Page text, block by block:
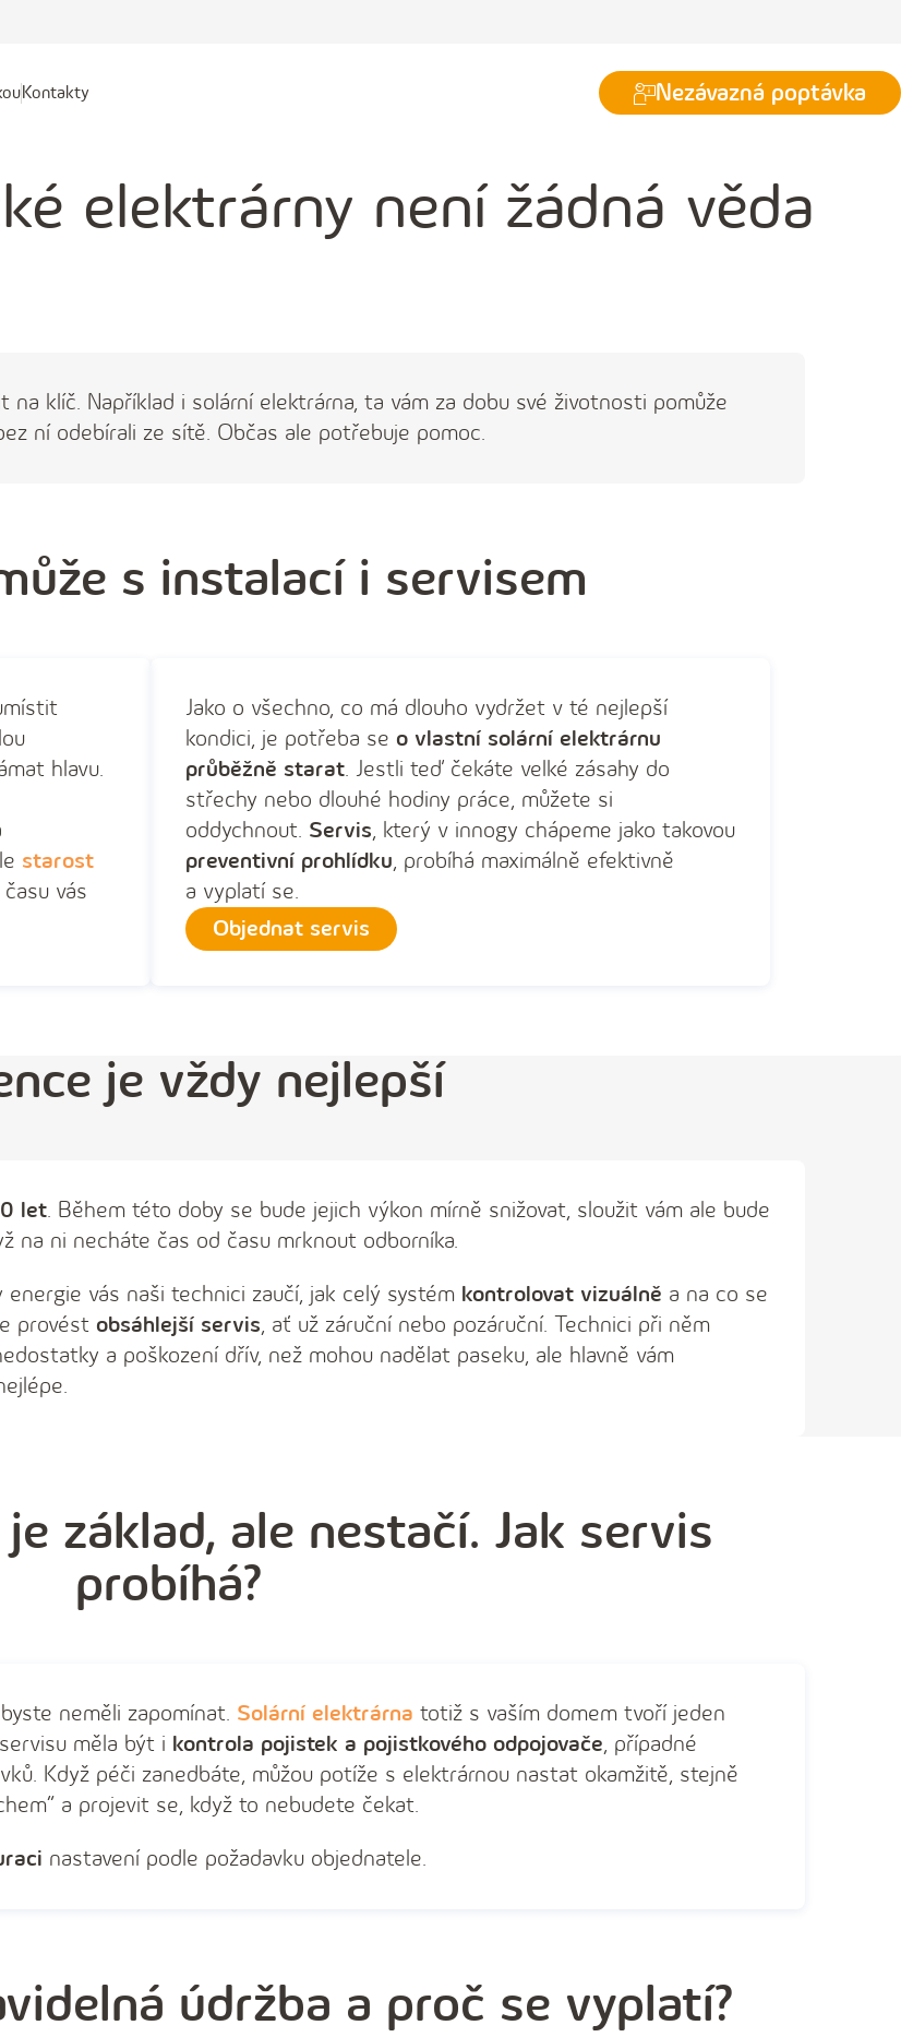
Kontakty
Kontakty Nezávazná poptávka
elektrárny není žádná věda
klíč. Například i solární elektrárna, ta vám za dobu své životnosti pomůže
ní odebírali ze sítě. Občas ale potřebuje pomoc.
s instalací i servisem
hlavu.
starost
vás
Jako o všechno, co má dlouho vydržet v té nejlepší
kondici, je potřeba se o vlastní solární elektrárnu
průběžně starat. Jestli teď čekáte velké zásahy do
střechy nebo dlouhé hodiny práce, můžete si
oddychnout. Servis, který v innogy chápeme jako takovou
preventivní prohlídku, probíhá maximálně efektivně
a vyplatí se.
Objednat servis
je vždy nejlepší
let. Během této doby se bude jejich výkon mírně snižovat, sloužit vám ale bude
na ni necháte čas od času mrknout odborníka.
vás naši technici zaučí, jak celý systém kontrolovat vizuálně a na co se
provést obsáhlejší servis, ať už záruční nebo pozáruční. Technici při něm
a poškození dřív, než mohou nadělat paseku, ale hlavně vám
základ, ale nestačí. Jak servis
probíhá?
neměli zapomínat. Solární elektrárna totiž s vaším domem tvoří jeden
měla být i kontrola pojistek a pojistkového odpojovače, případné
Když péči zanedbáte, můžou potíže s elektrárnou nastat okamžitě, stejně
a projevit se, když to nebudete čekat.
nastavení podle požadavku objednatele.
údržba a proč se vyplatí?